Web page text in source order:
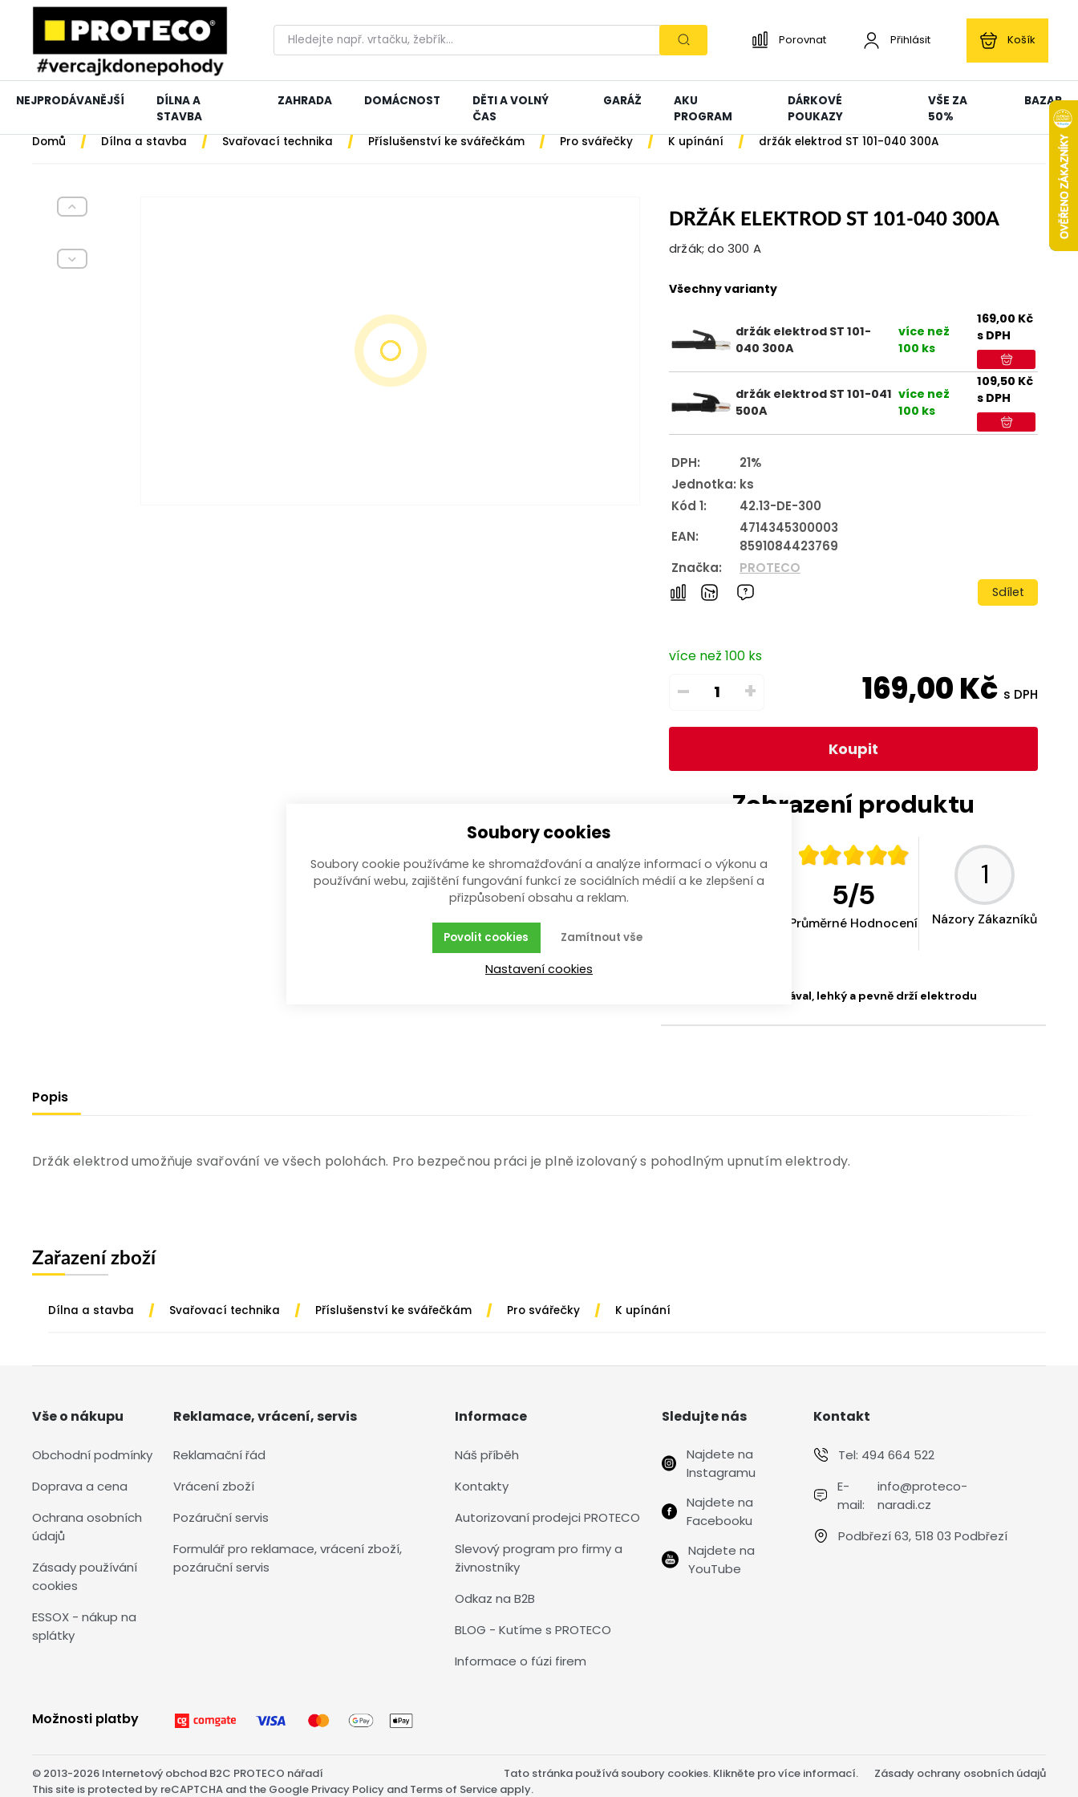
Porovnat Přihlásit Košík
NEJPRODÁVANĚJŠÍ
DÍLNA A
STAVBA
ZAHRADA DOMÁCNOST
DĚTI A VOLNÝ
ČAS
GARÁŽ
AKU
PROGRAM
DÁRKOVÉ
POUKAZY
VŠE ZA
50%
BAZAR
Domů / Dílna a stavba / Svařovací technika / Příslušenství ke svářečkám / Pro svářečky / K upínání / držák elektrod ST 101-040 300A
DRŽÁK ELEKTROD ST 101-040 300A
držák; do 300 A
Všechny varianty
držák elektrod ST 101-
040 300A
více než
100 ks
169,00 Kč
s DPH
držák elektrod ST 101-041
500A
více než
100 ks
109,50 Kč
s DPH
DPH:
21%
Jednotka: ks
Kód 1:
42.13-DE-300
EAN:
4714345300003
8591084423769
Značka:
PROTECO
Sdílet
více než 100 ks
– + 169,00Kč s DPH
Koupit
Zobrazení produktu
VYNIKAJÍCÍ
držák elektrod ST 101-040
5/5
Průměrné Hodnocení
1
Názory Zákazníků
splňuje co jsem očekával, lehký a pevně drží elektrodu
Popis
Držák elektrod umožňuje svařování ve všech polohách. Pro bezpečnou práci je plně izolovaný s pohodlným upnutím elektrody.
Zařazení zboží
Dílna a stavba / Svařovací technika / Příslušenství ke svářečkám / Pro svářečky / K upínání
Vše o nákupu
Obchodní podmínky
Doprava a cena
Ochrana osobních
údajů
Zásady používání
cookies
ESSOX - nákup na
splátky
Reklamace, vrácení, servis
Reklamační řád
Vrácení zboží
Pozáruční servis
Formulář pro reklamace, vrácení zboží,
pozáruční servis
Informace
Náš příběh
Kontakty
Autorizovaní prodejci PROTECO
Slevový program pro firmy a
živnostníky
Odkaz na B2B
BLOG - Kutíme s PROTECO
Informace o fúzi firem
Sledujte nás
Najdete na
Instagramu
Najdete na
Facebooku
Najdete na
YouTube
Kontakt
Tel: 494 664 522
E-
mail:
info@proteco-
naradi.cz
Podbřezí 63, 518 03 Podbřezí
Možnosti platby
© 2013-2026 Internetový obchod B2C PROTECO nářadí Tato stránka používá soubory cookies. Klikněte pro více informací.
Zásady ochrany osobních údajů
This site is protected by reCAPTCHA and the Google Privacy Policy and Terms of Service apply.
Soubory cookies
Soubory cookie používáme ke shromažďování a analýze informací o výkonu a
používání webu, zajištění fungování funkcí ze sociálních médií a ke zlepšení a
přizpůsobení obsahu a reklam.
Zamítnout vše
Povolit cookies
Nastavení cookies